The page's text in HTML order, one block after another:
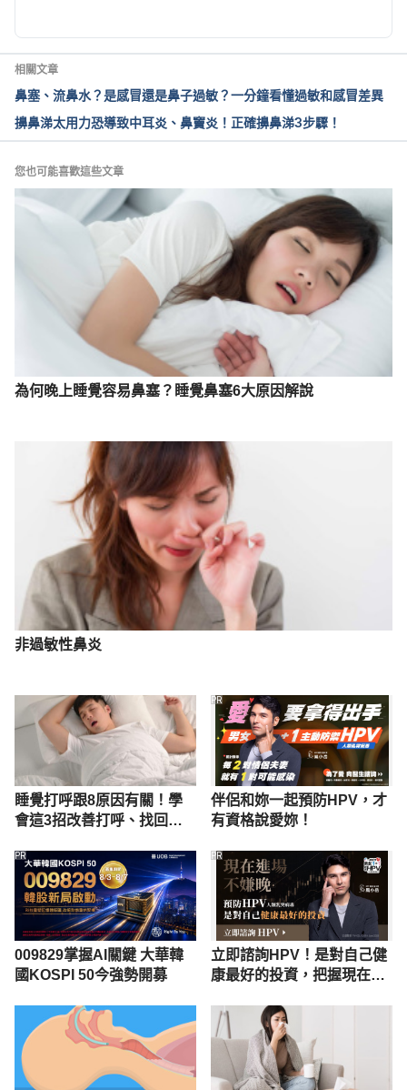
藥物引起嗅覺與味覺異常之治療（藥學雜誌）
https://jtp.taiwan-pharma.org.tw/126/017.html
Accessed April 26, 2022
嗅覺異常（臺北榮總）
https://wd.vghtpe.gov.tw/ent/Fpage.action?
Accessed April 26, 2022
了解嗅覺異常（中國醫藥大學附設醫院）
https://www.cmuh.cmu.edu.tw/HealthEdus/Detail?
no=4856 Accessed April 26, 2022
相關文章
鼻塞、流鼻水？是感冒還是鼻子過敏？一分鐘看懂過敏和感冒差異
擤鼻涕太用力恐導致中耳炎、鼻竇炎！正確擤鼻涕3步驟！
您也可能喜歡這些文章
為何晚上睡覺容易鼻塞？睡覺鼻塞6大原因解說
非過敏性鼻炎
睡覺打呼跟8原因有關！學
會這3招改善打呼、找回睡
伴侶和妳一起預防HPV，才
有資格說愛妳！
PR
009829掌握AI關鍵 大華韓
國KOSPI 50今強勢開募
PR
立即諮詢HPV！是對自己健
康最好的投資，把握現在不
PR